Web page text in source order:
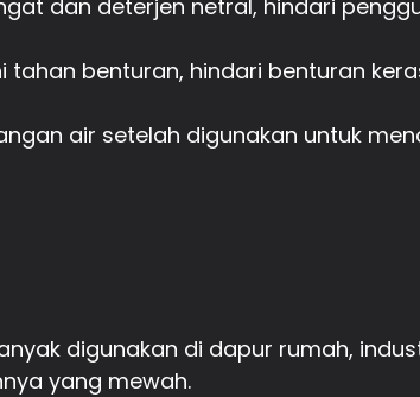
dan deterjen netral, hindari
tahan benturan, hindari benturan
air setelah digunakan untuk
digunakan di dapur rumah,
yang mewah.